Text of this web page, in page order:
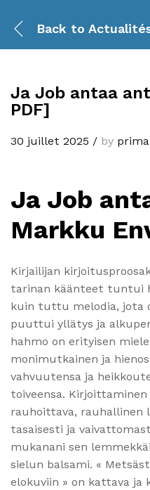
Back to
Ja Job antaa
PDF]
30 juillet 2025 / by
Ja Job
Markku
Kirjailijan
tarinan käänteet tuntui
kuin tuttu melodia, jota
puuttui yllätys ja
hahmo on erityisen
monimutkainen ja
vahvuutensa ja
toiveensa.
rauhoittava, rauhallinen
tasaisesti ja
mukanani sen
sielun balsami. «
elokuviin » on kattava ja